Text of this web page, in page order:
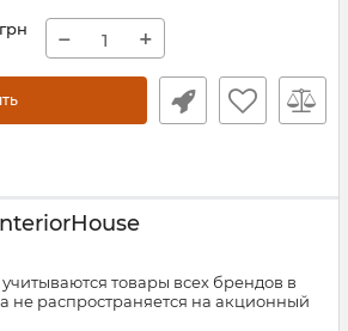
грн − +
товары всех брендов в
не распространяется на акционный